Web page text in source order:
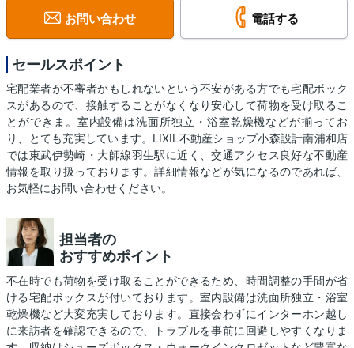
お問い合わせ 電話する
セールスポイント
宅配業者が不審者かもしれないという不安がある方でも宅配ボック
スがあるので、接触することがなくなり安心して荷物を受け取るこ
とができま。室内設備は洗面所独立・浴室乾燥機などが揃ってお
り、とても充実しています。LIXIL不動産ショップ小森設計南浦和店
では東武伊勢崎・大師線羽生駅に近く、交通アクセス良好な不動産
情報を取り扱っております。詳細情報などが気になるのであれば、
お気軽にお問い合わせください。
担当者の
おすすめポイント
不在時でも荷物を受け取ることができるため、時間調整の手間が省
ける宅配ボックスが付いております。室内設備は洗面所独立・浴室
乾燥機など大変充実しております。直接会わずにインターホン越し
に来訪者を確認できるので、トラブルを事前に回避しやすくなりま